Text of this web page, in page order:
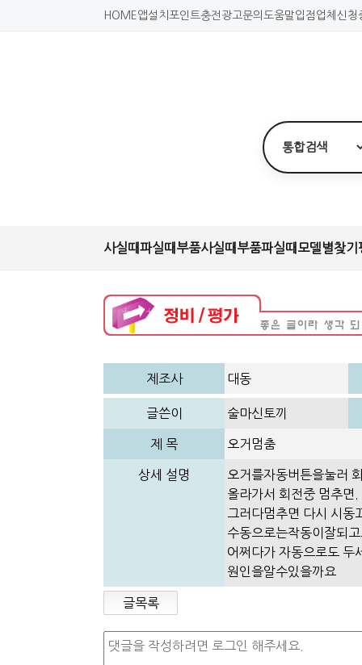
HOME 앱설치 포인트충전 광고문의 도움말입점업체신청
사실때파실때 부품사실때 부품파실때 모델별찾기
제조사 대동
글쓴이 술마신토끼
제 목 오거멈춤
상세 설명
오거를자동버튼을눌러
올라가서 회전중 멈추면
그러다멈추면 다시 시동
수동으로는작동이잘되
어쩌다가 자동으로도 두
원인을알수있을까요
글목록